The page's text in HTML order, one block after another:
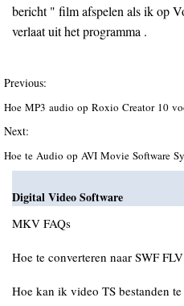
bericht " film afspelen als ik op
verlaat uit het programma .
Previous:
Hoe MP3 audio op Roxio Creator 10
Next:
Hoe te Audio op AVI Movie Software
Digital Video Software
MKV FAQs
Hoe te converteren naar SWF FLV
Hoe kan ik video TS bestanden